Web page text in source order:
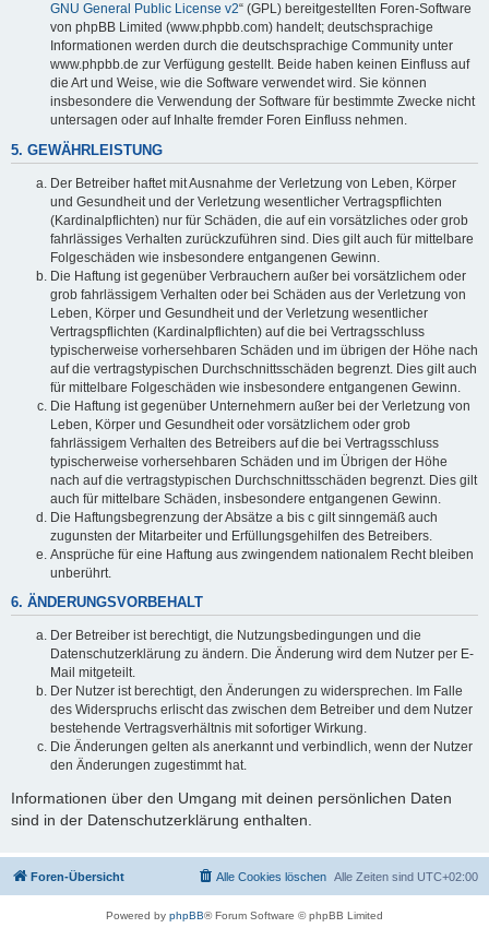
GNU General Public License v2“ (GPL) bereitgestellten Foren-Software
von phpBB Limited (www.phpbb.com) handelt; deutschsprachige
Informationen werden durch die deutschsprachige Community unter
www.phpbb.de zur Verfügung gestellt. Beide haben keinen Einfluss auf
die Art und Weise, wie die Software verwendet wird. Sie können
insbesondere die Verwendung der Software für bestimmte Zwecke nicht
untersagen oder auf Inhalte fremder Foren Einfluss nehmen.
5. GEWÄHRLEISTUNG
Der Betreiber haftet mit Ausnahme der Verletzung von Leben, Körper
und Gesundheit und der Verletzung wesentlicher Vertragspflichten
(Kardinalpflichten) nur für Schäden, die auf ein vorsätzliches oder grob
fahrlässiges Verhalten zurückzuführen sind. Dies gilt auch für mittelbare
Folgeschäden wie insbesondere entgangenen Gewinn.
Die Haftung ist gegenüber Verbrauchern außer bei vorsätzlichem oder
grob fahrlässigem Verhalten oder bei Schäden aus der Verletzung von
Leben, Körper und Gesundheit und der Verletzung wesentlicher
Vertragspflichten (Kardinalpflichten) auf die bei Vertragsschluss
typischerweise vorhersehbaren Schäden und im übrigen der Höhe nach
auf die vertragstypischen Durchschnittsschäden begrenzt. Dies gilt auch
für mittelbare Folgeschäden wie insbesondere entgangenen Gewinn.
Die Haftung ist gegenüber Unternehmern außer bei der Verletzung von
Leben, Körper und Gesundheit oder vorsätzlichem oder grob
fahrlässigem Verhalten des Betreibers auf die bei Vertragsschluss
typischerweise vorhersehbaren Schäden und im Übrigen der Höhe
nach auf die vertragstypischen Durchschnittsschäden begrenzt. Dies gilt
auch für mittelbare Schäden, insbesondere entgangenen Gewinn.
Die Haftungsbegrenzung der Absätze a bis c gilt sinngemäß auch
zugunsten der Mitarbeiter und Erfüllungsgehilfen des Betreibers.
Ansprüche für eine Haftung aus zwingendem nationalem Recht bleiben
unberührt.
6. ÄNDERUNGSVORBEHALT
Der Betreiber ist berechtigt, die Nutzungsbedingungen und die
Datenschutzerklärung zu ändern. Die Änderung wird dem Nutzer per E-
Mail mitgeteilt.
Der Nutzer ist berechtigt, den Änderungen zu widersprechen. Im Falle
des Widerspruchs erlischt das zwischen dem Betreiber und dem Nutzer
bestehende Vertragsverhältnis mit sofortiger Wirkung.
Die Änderungen gelten als anerkannt und verbindlich, wenn der Nutzer
den Änderungen zugestimmt hat.
Informationen über den Umgang mit deinen persönlichen Daten
sind in der Datenschutzerklärung enthalten.
Foren-Übersicht Alle Zeiten sind UTC+02:00
Alle Cookies löschen
Powered by phpBB® Forum Software © phpBB Limited